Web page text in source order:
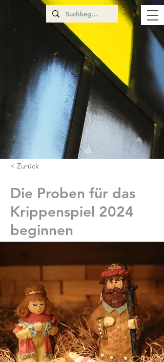
< Zurück
Die Proben für das
Krippenspiel 2024
beginnen